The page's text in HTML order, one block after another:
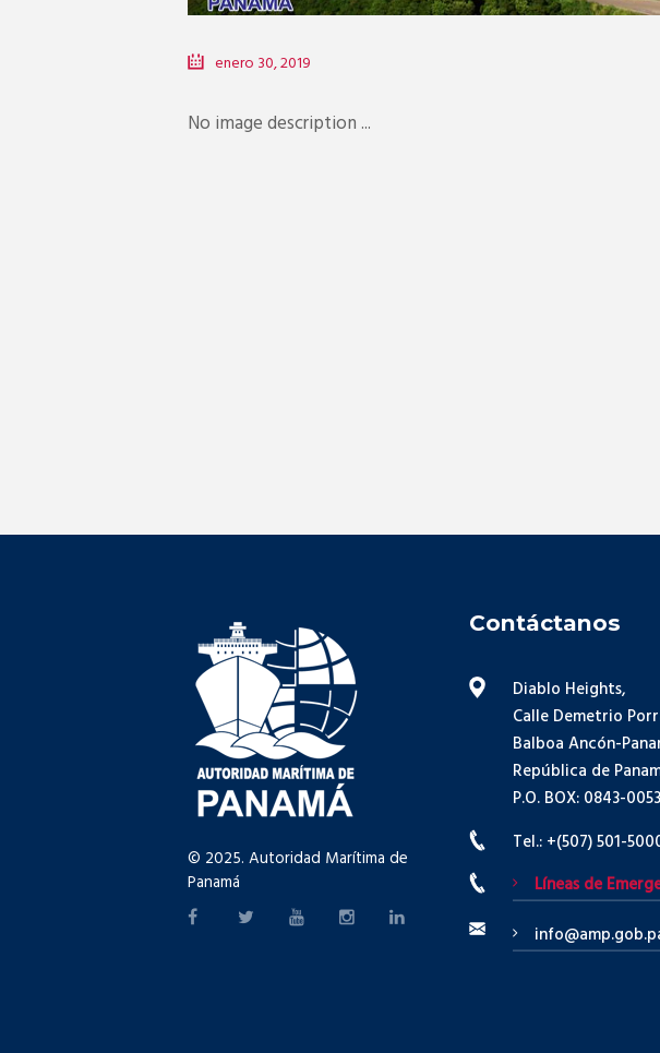
enero 30, 2019
No image description ...
© 2025. Autoridad Marítima de
Panamá
Contáctanos
Diablo Heights,
Calle Demetrio
Balboa Ancón-
República de
P.O. BOX: 0843-
Tel.: +(507) 501-
Líneas de